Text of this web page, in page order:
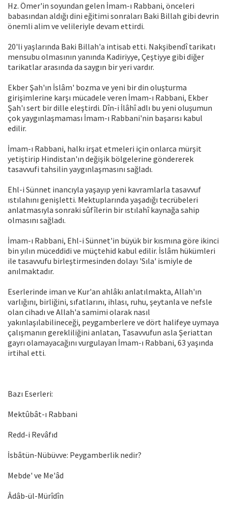
Hz. Ömer'in soyundan gelen İmam-ı Rabbani, önceleri
babasından aldığı dini eğitimi sonraları Baki Billah gibi devrin
önemli alim ve velileriyle devam ettirdi.
20'li yaşlarında Baki Billah'a intisab etti. Nakşibendî tarikatı
mensubu olmasının yanında Kadiriyye, Çeştiyye gibi diğer
tarikatlar arasında da saygın bir yeri vardır.
Ekber Şah'ın İslâm' bozma ve yeni bir din oluşturma
girişimlerine karşı mücadele veren İmam-ı Rabbani, Ekber
Şah'ı sert bir dille eleştirdi. Dîn-i İlâhî adlı bu yeni oluşumun
çok yaygınlaşmaması İmam-ı Rabbani'nin başarısı kabul
edilir.
İmam-ı Rabbani, halkı irşat etmeleri için onlarca mürşit
yetiştirip Hindistan'ın değişik bölgelerine göndererek
tasavvufi tahsilin yaygınlaşmasını sağladı.
Ehl-i Sünnet inancıyla yaşayıp yeni kavramlarla tasavvuf
ıstılahını genişletti. Mektuplarında yaşadığı tecrübeleri
anlatmasıyla sonraki sûfîlerin bir ıstılahî kaynağa sahip
olmasını sağladı.
İmam-ı Rabbani, Ehl-i Sünnet'in büyük bir kısmına göre ikinci
bin yılın müceddidi ve müçtehid kabul edilir. İslâm hükümleri
ile tasavvufu birleştirmesinden dolayı 'Sıla' ismiyle de
anılmaktadır.
Eserlerinde iman ve Kur'an ahlâkı anlatılmakta, Allah'ın
varlığını, birliğini, sıfatlarını, ihlası, ruhu, şeytanla ve nefsle
olan cihadı ve Allah'a samimi olarak nasıl
yakınlaşılabilineceği, peygamberlere ve dört halifeye uymaya
çalışmanın gerekliliğini anlatan, Tasavvufun asla Şeriattan
gayrı olamayacağını vurgulayan İmam-ı Rabbani, 63 yaşında
irtihal etti.
Bazı Eserleri:
Mektûbât-ı Rabbani
Redd-i Revâfıd
İsbâtün-Nübüvve: Peygamberlik nedir?
Mebde' ve Me'âd
Âdâb-ül-Mürîdîn